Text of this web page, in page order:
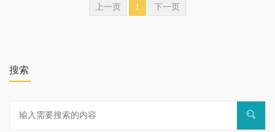
上一页 1 下一页
搜索